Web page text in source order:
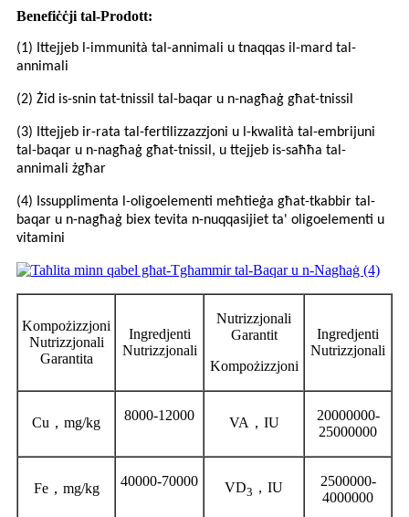
Benefiċċji tal-Prodott:
(1) Ittejjeb l-immunità tal-annimali u tnaqqas il-mard tal-
annimali
(2) Żid is-snin tat-tnissil tal-baqar u n-nagħaġ għat-tnissil
(3) Ittejjeb ir-rata tal-fertilizzazzjoni u l-kwalità tal-embrijuni
tal-baqar u n-nagħaġ għat-tnissil, u ttejjeb is-saħħa tal-
annimali żgħar
(4) Issupplimenta l-oligoelementi meħtieġa għat-tkabbir tal-
baqar u n-nagħaġ biex tevita n-nuqqasijiet ta' oligoelementi u
vitamini
Kompożizzjoni
Nutrizzjonali
Garantita
Ingredjenti
Nutrizzjonali
Nutrizzjonali
Garantit
Kompożizzjoni
Ingredjenti
Nutrizzjonali
Cu ， mg/kg 8000-12000 VA ， IU
20000000-
25000000
Fe， mg/kg 40000-70000 VD3 ， IU
2500000-
4000000